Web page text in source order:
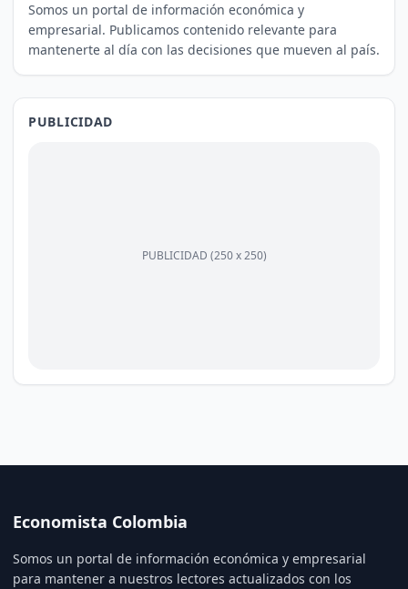
Somos un portal de información económica y
empresarial. Publicamos contenido relevante para
mantenerte al día con las decisiones que mueven al país.
PUBLICIDAD
PUBLICIDAD (250 x 250)
Economista Colombia
Somos un portal de información económica y empresarial
para mantener a nuestros lectores actualizados con los